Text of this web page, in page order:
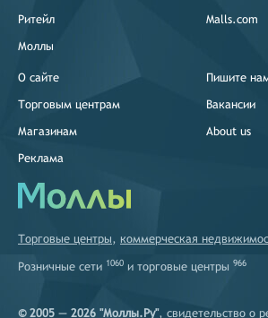
Ритейл
Моллы
Malls.com
О сайте
Торговым центрам
Магазинам
Реклама
Пишите
Вакансии
About us
Торговые центры, коммерческая
Розничные сети 1060 и торговые центры 966
© 2005 — 2026 "Моллы.Ру", свидетельство о